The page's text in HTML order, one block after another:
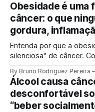
Obesidade é uma
câncer: o que
gordura,
Entenda por que a
silenciosa" de câncer.
desequilíbrio hormonal
By Bruno Rodriguez Pereira
Álcool causa
desconfortável
“beber